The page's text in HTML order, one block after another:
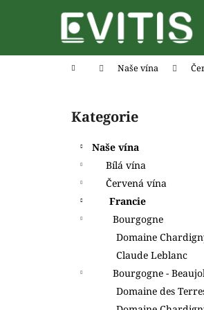
Domů Naše vína
Přeskočit
kategorie
Kategorie
Naše vína
Bílá vína
Červená vína
Francie
Bourgogne
Domaine
Claude Leblanc
Bourgogne -
Domaine des
í
Zpět
do
Zpět
do